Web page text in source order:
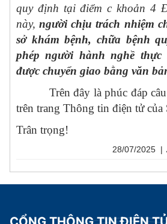
quy định tại điểm c khoản 4
này,người chịu trách nhiệm
sở khám bệnh, chữa bệnh
phép người hành nghề
được chuyển giao bằng văn
Trên đây là phúc đáp câu
trên trang Thông tin điện tử của
Trân trọng!
28/07/2025 |